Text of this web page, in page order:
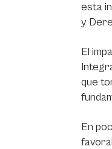
esta
y
El
que
En